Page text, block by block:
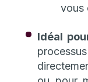
vous
Idéal